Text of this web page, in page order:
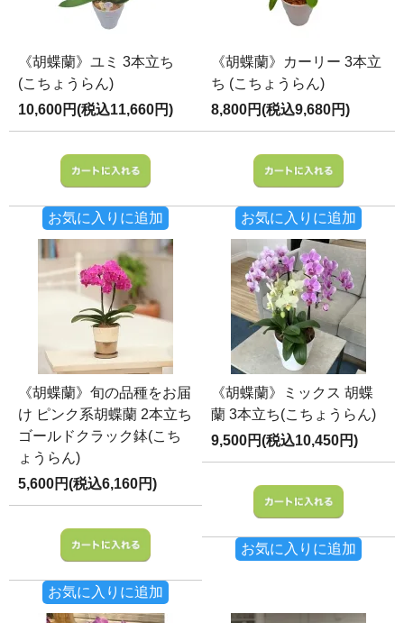
《胡蝶蘭》ユミ 3本立ち
(こちょうらん)
10,600円(税込11,660円)
お気に入りに追加
《胡蝶蘭》カーリー 3本立
ち (こちょうらん)
8,800円(税込9,680円)
お気に入りに追加
《胡蝶蘭》旬の品種をお届
け ピンク系胡蝶蘭 2本立ち
ゴールドクラック鉢(こち
ょうらん)
5,600円(税込6,160円)
お気に入りに追加
《胡蝶蘭》ミックス 胡蝶
蘭 3本立ち(こちょうらん)
9,500円(税込10,450円)
お気に入りに追加